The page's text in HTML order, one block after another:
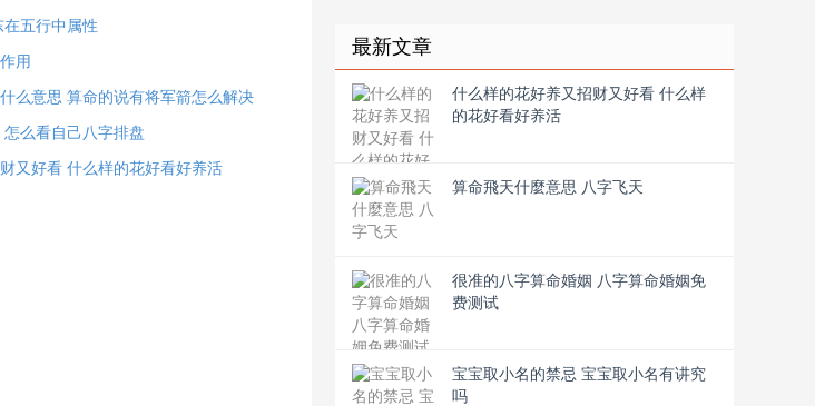
在五行中属性
用
么意思 算命的说有将军箭怎么解决
么看自己八字排盘
又好看 什么样的花好看好养活
最新文章
什么样的花好养又招财又好看 什么样
的花好看好养活
算命飛天什麼意思 八字飞天
很准的八字算命婚姻 八字算命婚姻免
费测试
宝宝取小名的禁忌 宝宝取小名有讲究
吗